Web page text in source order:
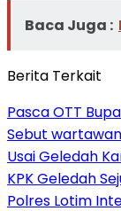
Baca Juga :
Berita Terkait
Pasca OTT
Sebut
Usai Geledah
KPK Geledah
Polres Lotim